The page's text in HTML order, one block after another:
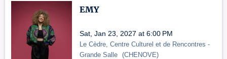
EMY
Sat, Jan 23, 2027 at 6:00 PM
Le Cèdre, Centre Culturel et de Rencontres -
Grande Salle (CHENOVE)